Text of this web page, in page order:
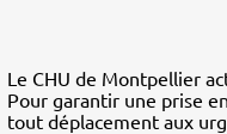
Le CHU de Montpellier
Pour garantir une prise
tout déplacement aux